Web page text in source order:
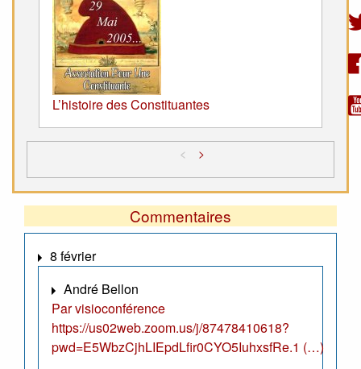
L’histoire des Constituantes
< >
Commentaires
8 février
André Bellon
Par visioconférence
https://us02web.zoom.us/j/87478410618?
pwd=E5WbzCjhLIEpdLfir0CYO5IuhxsfRe.1 (…)